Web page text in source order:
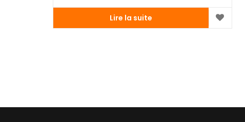
Lire la suite